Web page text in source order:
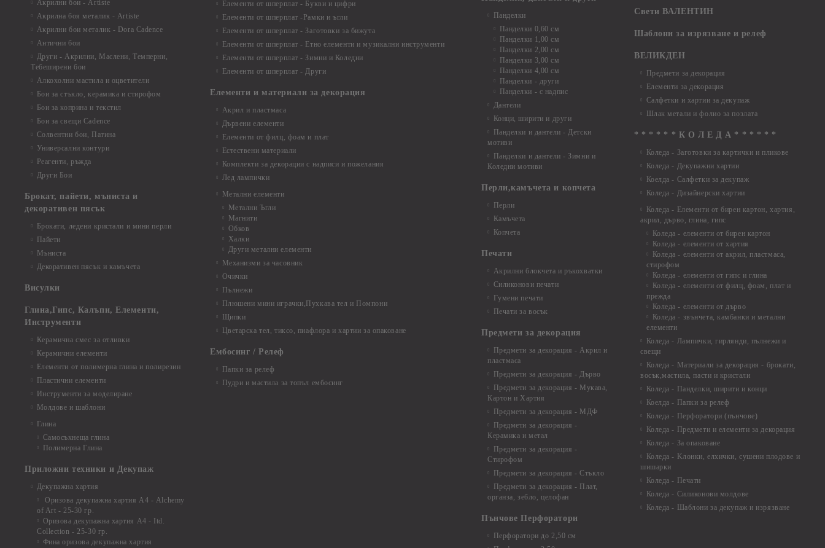
Акрилни бои - Artiste
Акрилна боя металик - Artiste
Акрилни бои металик - Dora Cadence
Антични бои
Други - Акрилни, Маслени, Темперни,
Тебеширени бои
Алкохолни мастила и оцветители
Бои за стъкло, керамика и стирофом
Бои за коприна и текстил
Бои за свещи Cadence
Солвентни бои, Патина
Универсални контури
Реагенти, ръжда
Други Бои
Брокат, пайети, мъниста и
декоративен пясък
Брокати, ледени кристали и мини перли
Пайети
Мъниста
Декоративен пясък и камъчета
Висулки
Глина,Гипс, Калъпи, Елементи,
Инструменти
Керамична смес за отливки
Керамични елементи
Елементи от полимерна глина и полирезин
Пластични елементи
Инструменти за моделиране
Молдове и шаблони
Глина
Самосъхнеща глина
Полимерна Глина
Приложни техники и Декупаж
Декупажна хартия
Оризова декупажна хартия А4 - Alchemy
of Art - 25-30 гр.
Оризова декупажна хартия А4 - Itd.
Collection - 25-30 гр.
Фина оризова декупажна хартия
Елементи от шперплат - Букви и цифри
Елементи от шперплат -Рамки и ъгли
Елементи от шперплат - Заготовки за бижута
Елементи от шперплат - Етно елементи и музикални инструменти
Елементи от шперплат - Зимни и Коледни
Елементи от шперплат - Други
Елементи и материали за декорация
Акрил и пластмаса
Дървени елементи
Елементи от филц, фоам и плат
Естествени материали
Комплекти за декорации с надписи и пожелания
Лед лампички
Метални елементи
Метални Ъгли
Магнити
Обков
Халки
Други метални елементи
Механизми за часовник
Очички
Пълнежи
Плюшени мини играчки,Пухкава тел и Помпони
Щипки
Цветарска тел, тиксо, пиафлора и хартии за опаковане
Ембосинг / Релеф
Папки за релеф
Пудри и мастила за топъл ембосинг
Панделки
Панделки 0,60 см
Панделки 1,00 см
Панделки 2,00 см
Панделки 3,00 см
Панделки 4,00 см
Панделки - други
Панделки - с надпис
Дантели
Конци, ширити и други
Панделки и дантели - Детски
мотиви
Панделки и дантели - Зимни и
Коледни мотиви
Перли,камъчета и копчета
Перли
Камъчета
Копчета
Печати
Акрилни блокчета и ръкохватки
Силиконови печати
Гумени печати
Печати за восък
Предмети за декорация
Предмети за декорация - Акрил и
пластмаса
Предмети за декорация - Дърво
Предмети за декорация - Мукава,
Картон и Хартия
Предмети за декорация - МДФ
Предмети за декорация -
Керамика и метал
Предмети за декорация -
Стирофом
Предмети за декорация - Стъкло
Предмети за декорация - Плат,
органза, зебло, целофан
Пънчове Перфоратори
Перфоратори до 2,50 см
Свети ВАЛЕНТИН
Шаблони за изрязване и релеф
ВЕЛИКДЕН
Предмети за декорация
Елементи за декорация
Салфетки и хартии за декупаж
Шлак метали и фолио за позлата
* * * * * * К О Л Е Д А * * * * * *
Коледа - Заготовки за картички и пликове
Коледа - Декупажни хартии
Коелда - Салфетки за декупаж
Коледа - Дизайнерски хартии
Коледа - Eлементи от бирен картон, хартия,
акрил, дърво, глина, гипс
Коледа - елементи от бирен картон
Коледа - елементи от хартия
Коледа - елементи от акрил, пластмаса,
стирофом
Коледа - елементи от гипс и глина
Коледа - елементи от филц, фоам, плат и
прежда
Коледа - елементи от дърво
Коледа - звънчета, камбанки и метални
елементи
Коледа - Лампички, гирлянди, пълнежи и
свещи
Коледа - Материали за декорация - брокати,
восък,мастила, пасти и кристали
Коледа - Панделки, ширити и конци
Коелда - Папки за релеф
Коледа - Перфоратори (пънчове)
Коледа - Предмети и елементи за декорация
Коледа - За опаковане
Коледа - Kлонки, елхички, сушени плодове и
шишарки
Коледа - Печати
Коледа - Силиконови молдове
Коледа - Шаблони за декупаж и изрязване